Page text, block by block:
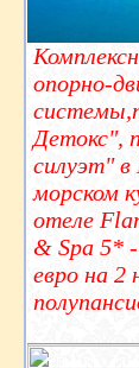
опорно-
Детокс",
силуэт" в
морском
отеле
& Spa 5*
евро на 2